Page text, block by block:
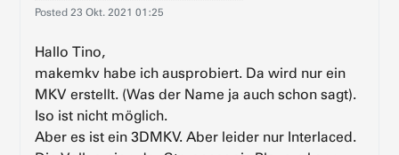
Posted23 Okt. 2021 01:25
Hallo Tino,
makemkv habe ich ausprobiert. Da wird nur ein
MKV erstellt. (Was der Name ja auch schon sagt).
Iso ist nicht möglich.
Aber es ist ein 3DMKV. Aber leider nur Interlaced.